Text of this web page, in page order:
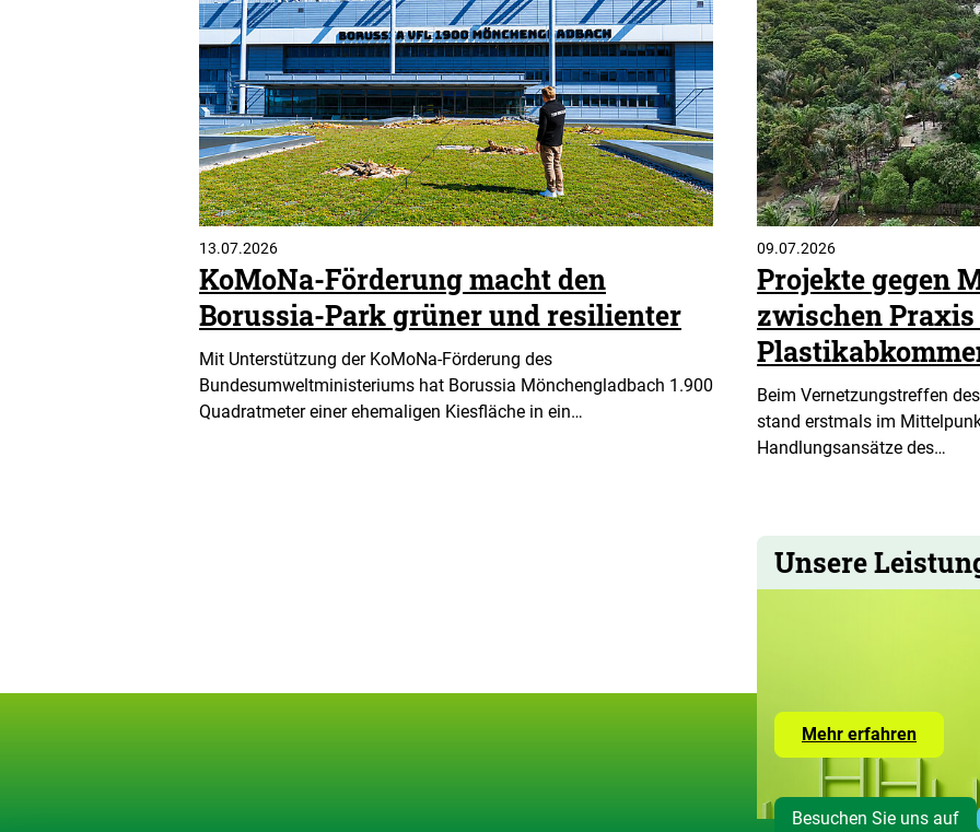
13.07.2026
KoMoNa-Förderung macht den
Borussia-Park grüner und resilienter
Mit Unterstützung der KoMoNa-Förderung des
Bundesumweltministeriums hat Borussia Mönchengladbach 1.900
Quadratmeter einer ehemaligen Kiesfläche in ein…
09.07.2026
Projekte gegen
zwischen Praxis
Beim Vernetzungstreffen
stand erstmals im
Handlungsansätze des…
Unsere
Mehr erfahrenZur
Seite
mit
den
der
Besuchen Sie uns auf